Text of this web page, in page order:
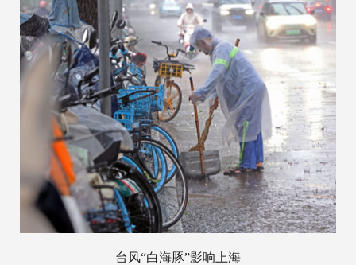
台风“白海豚”影响上海